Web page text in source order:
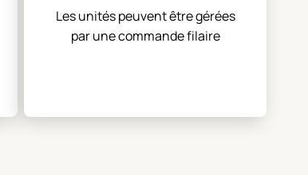
Les unités peuvent être gérées
par une commande filaire